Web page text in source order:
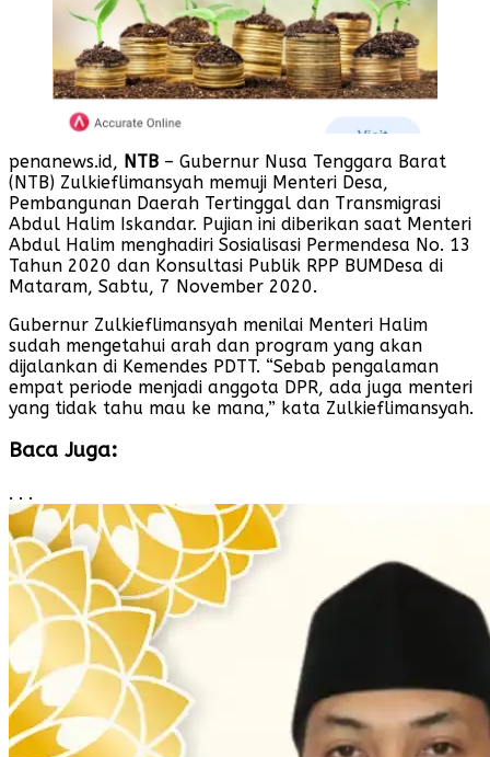
penanews.id, NTB – Gubernur Nusa Tenggara Barat
(NTB) Zulkieflimansyah memuji Menteri Desa,
Pembangunan Daerah Tertinggal dan Transmigrasi
Abdul Halim Iskandar. Pujian ini diberikan saat Menteri
Abdul Halim menghadiri Sosialisasi Permendesa No. 13
Tahun 2020 dan Konsultasi Publik RPP BUMDesa di
Mataram, Sabtu, 7 November 2020.
Gubernur Zulkieflimansyah menilai Menteri Halim
sudah mengetahui arah dan program yang akan
dijalankan di Kemendes PDTT. “Sebab pengalaman
empat periode menjadi anggota DPR, ada juga menteri
yang tidak tahu mau ke mana,” kata Zulkieflimansyah.
Baca Juga:
. . .